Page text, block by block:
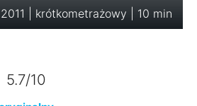
2011 | krótkometrażowy | 10 min
5.7/10